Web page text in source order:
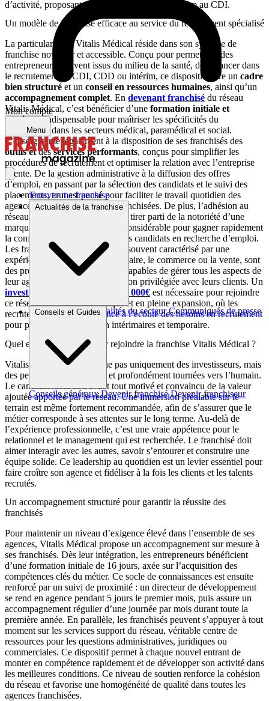
Mon compte
Menu
Trouver ma franchise
Actualités de la franchise
Brèves et actus Actualités du secteur Communiqués de presse
Conseils et Guides
Conseils généraux Devenir franchisé Devenir franchiseur
d’activité, proposant des offres d’emploi en intérim au CDI.
Un modèle de franchise efficace au service du recrutement spécialisé
La particularité de Vitalis Médical réside dans son système de
franchise novateur et accessible. Conçu pour permettre à des
entrepreneurs, souvent issus du milieu de la santé, de se lancer dans
le recrutement en CDI, CDD ou intérim, ce dispositif offre un cadre
bien structuré et un conseil en ressources humaines, ainsi qu’un
accompagnement complet. En devenant franchisé du réseau
Vitalis Médical, c’est bénéficier d’une formation initiale et
continue, indispensable pour maîtriser les spécificités du
recrutement dans les secteurs médical, paramédical et social.
L’enseigne met également à la disposition de ses franchisés des
outils etdesservices performants, conçus pour simplifier les
procédures de recrutement et optimiser la relation avec l’entreprise
cliente. De la gestion administrative à la diffusion des offres
d’emploi, en passant par la sélection des candidats et le suivi des
placements, tout est pensé pour faciliter le travail quotidien des
agences de travail temporaire franchisées. De plus, l’adhésion au
réseau Vitalis Médical permet de tirer parti de la notoriété d’une
marque reconnue, un avantage considérable pour gagner rapidement
la confiance des entreprises et des candidats en recherche d’emploi.
Les franchisés, dont le profil est souvent caractérisé par une
expérience dans le travail temporaire, le commerce ou la vente, sont
des professionnels polyvalents, capables de gérer tous les aspects de
leur agence et d’établir une relation privilégiée avec leurs clients. Un
investissement personnel de 25 000€ est nécessaire pour rejoindre
ce réseau d’agences dynamique et en pleine expansion, où les
recruteurs sont en permanence à l’écoute des besoins en recrutement
pour pourvoir des postes en intérimaires et temporaire.
Quel est le profil idéal pour rejoindre la franchise Vitalis Médical ?
Vitalis Médical ne recherche pas uniquement des investisseurs, mais
des personnalités engagées et profondément tournées vers l’humain.
Le candidat idéal doit avant tout motivé et convaincu de la valeur
ajoutée apportée par le réseau. Une immersion préalable sur le
terrain est même fortement recommandée, afin de s’assurer que le
métier corresponde à ses attentes sur le long terme. Au-delà de
l’expérience professionnelle, c’est une vraie appétence pour le
relationnel et le management qui est recherchée. Le franchisé doit
aimer interagir avec les autres, savoir s’entourer et construire une
équipe solide. Ce leadership au quotidien est un levier essentiel pour
faire croître son agence et fidéliser à la fois les clients et les talents
recrutés.
Un accompagnement structuré pour garantir la réussite des
franchisés
Pour maintenir un niveau d’exigence élevé dans l’ensemble de ses
agences, Vitalis Médical propose un accompagnement sur mesure à
ses franchisés. Dès leur intégration, les entrepreneurs bénéficient
d’une formation initiale de 16 jours, axée sur l’acquisition des
compétences clés du métier. Ce socle de connaissances est ensuite
renforcé par un suivi de proximité : un directeur de développement
se rend en agence pendant 5 jours le premier mois, puis assure un
accompagnement régulier d’une journée par mois durant toute la
première année. En parallèle, les franchisés peuvent s’appuyer à tout
moment sur les services support du réseau, véritable centre de
ressources pour les questions administratives, juridiques ou
commerciales. Ce dispositif permet à chaque nouvel entrant de
monter en compétence rapidement et de développer son activité dans
les meilleures conditions. Ce niveau de soutien renforce la cohésion
du réseau et favorise une homogénéité de qualité dans toutes les
agences franchisées.